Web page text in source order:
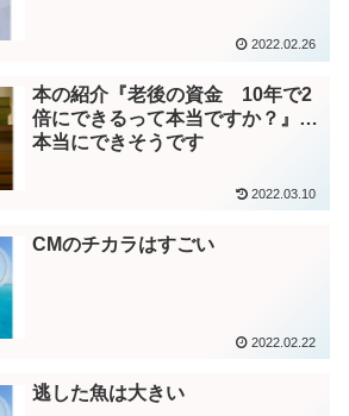
2022.02.26
本の紹介『老後の資金 10年で2
倍にできるって本当ですか？』…
本当にできそうです
2022.03.10
CMのチカラはすごい
2022.02.22
逃した魚は大きい